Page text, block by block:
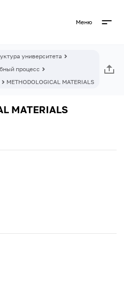
Меню
университета
процесс
METHODOLOGICAL MATERIALS
MATERIALS